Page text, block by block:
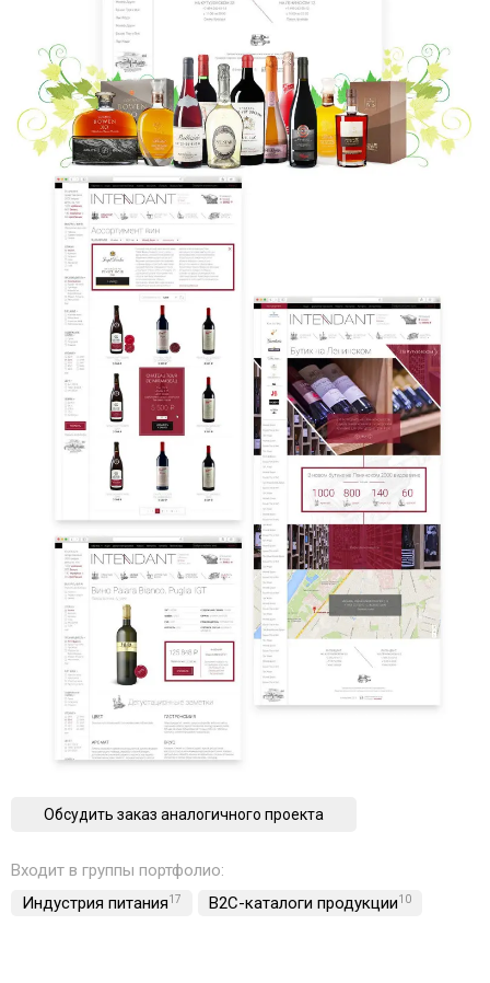
Обсудить заказ аналогичного проекта
Входит в группы портфолио:
Индустрия питания17 B2C-каталоги продукции10